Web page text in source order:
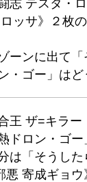
志 テスタ・
ッサ》２枚
ーンに出て
・ゴー」はど
王 ザ=キラ
ドロン・ゴ
は「そうし
寄成ギョウ